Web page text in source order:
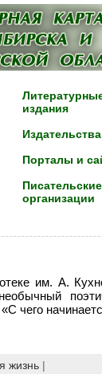
издания
Издательства
Порталы и
Писательские
организации
им. А.
чего
жизнь|